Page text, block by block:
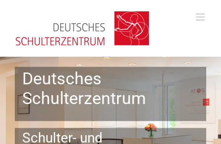
Deutsches
Schulterzentrum
Schulter- und